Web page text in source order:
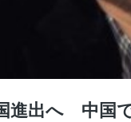
進出へ 中国